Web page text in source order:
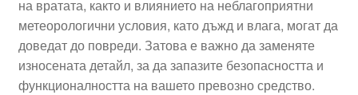
на вратата, както и влиянието на неблагоприятни
метеорологични условия, като дъжд и влага, могат да
доведат до повреди. Затова е важно да заменяте
износената детайл, за да запазите безопасността и
функционалността на вашето превозно средство.